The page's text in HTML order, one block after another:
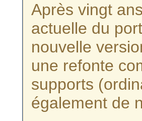
Après vingt
actuelle du
nouvelle
une refonte
supports
également de